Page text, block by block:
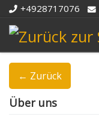
+4928717076
← Zurück
Über uns